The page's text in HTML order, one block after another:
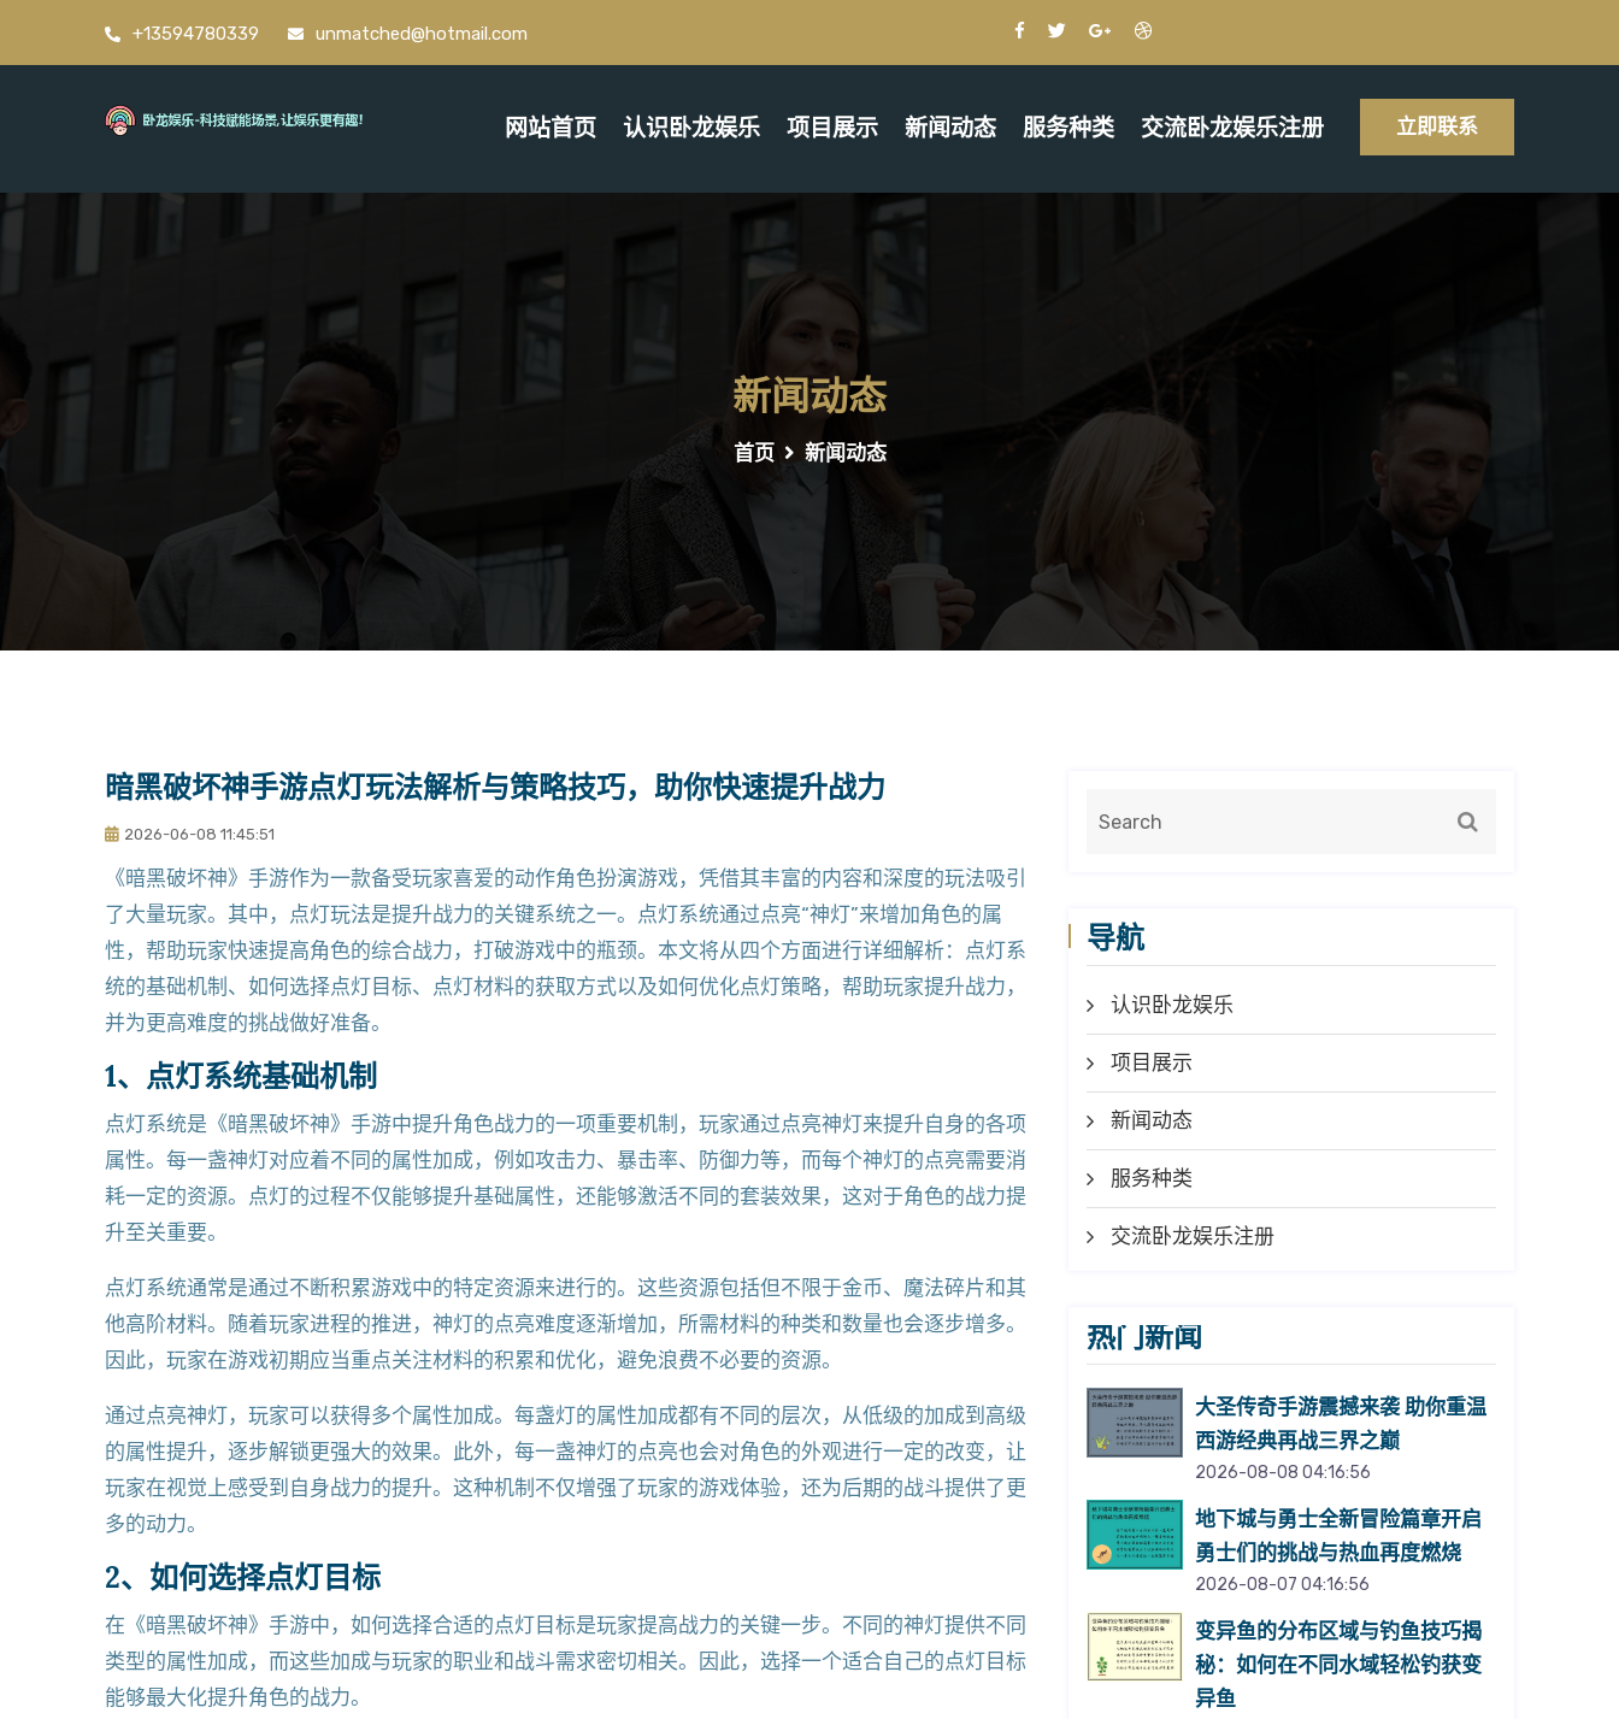
+13594780339 unmatched@hotmail.com
网站首页 认识卧龙娱乐 项目展示 新闻动态 服务种类 交流卧龙娱乐注册 立即联系
新闻动态
首页 新闻动态
暗黑破坏神手游点灯玩法解析与策略技巧，助你快速提升战力
2026-06-08 11:45:51
《暗黑破坏神》手游作为一款备受玩家喜爱的动作角色扮演游戏，凭借其丰富的内容和深度的玩法吸引
了大量玩家。其中，点灯玩法是提升战力的关键系统之一。点灯系统通过点亮“神灯”来增加角色的属
性，帮助玩家快速提高角色的综合战力，打破游戏中的瓶颈。本文将从四个方面进行详细解析：点灯系
统的基础机制、如何选择点灯目标、点灯材料的获取方式以及如何优化点灯策略，帮助玩家提升战力，
并为更高难度的挑战做好准备。
1、点灯系统基础机制
点灯系统是《暗黑破坏神》手游中提升角色战力的一项重要机制，玩家通过点亮神灯来提升自身的各项
属性。每一盏神灯对应着不同的属性加成，例如攻击力、暴击率、防御力等，而每个神灯的点亮需要消
耗一定的资源。点灯的过程不仅能够提升基础属性，还能够激活不同的套装效果，这对于角色的战力提
升至关重要。
点灯系统通常是通过不断积累游戏中的特定资源来进行的。这些资源包括但不限于金币、魔法碎片和其
他高阶材料。随着玩家进程的推进，神灯的点亮难度逐渐增加，所需材料的种类和数量也会逐步增多。
因此，玩家在游戏初期应当重点关注材料的积累和优化，避免浪费不必要的资源。
通过点亮神灯，玩家可以获得多个属性加成。每盏灯的属性加成都有不同的层次，从低级的加成到高级
的属性提升，逐步解锁更强大的效果。此外，每一盏神灯的点亮也会对角色的外观进行一定的改变，让
玩家在视觉上感受到自身战力的提升。这种机制不仅增强了玩家的游戏体验，还为后期的战斗提供了更
多的动力。
2、如何选择点灯目标
在《暗黑破坏神》手游中，如何选择合适的点灯目标是玩家提高战力的关键一步。不同的神灯提供不同
类型的属性加成，而这些加成与玩家的职业和战斗需求密切相关。因此，选择一个适合自己的点灯目标
能够最大化提升角色的战力。
导航
认识卧龙娱乐
项目展示
新闻动态
服务种类
交流卧龙娱乐注册
热门新闻
大圣传奇手游震撼来袭 助你重温
西游经典再战三界之巅
2026-08-08 04:16:56
地下城与勇士全新冒险篇章开启
勇士们的挑战与热血再度燃烧
2026-08-07 04:16:56
变异鱼的分布区域与钓鱼技巧揭
秘：如何在不同水域轻松钓获变
异鱼